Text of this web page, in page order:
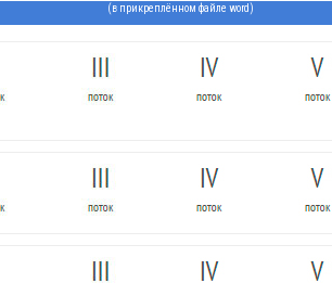
(в прикреплённом файле word)